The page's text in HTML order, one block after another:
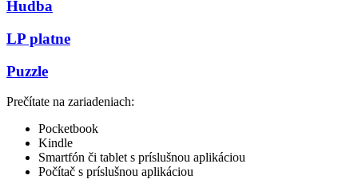
Hudba
LP platne
Puzzle
Prečítate na zariadeniach:
Pocketbook
Kindle
Smartfón či tablet s príslušnou aplikáciou
Počítač s príslušnou aplikáciou